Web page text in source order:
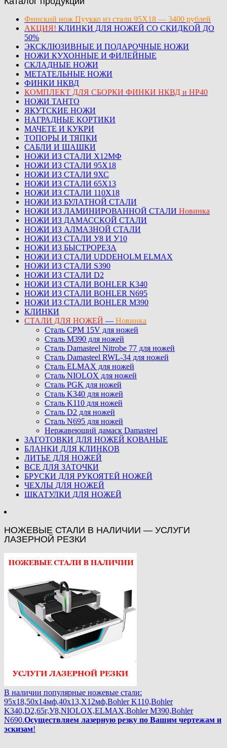
Финский нож Пуукко из стали 95Х18 — 3400 рублей
АКЦИЯ! КЛИНКИ ДЛЯ НОЖЕЙ СО СКИДКОЙ ДО
50%
ЭКСКЛЮЗИВНЫЕ И ПОДАРОЧНЫЕ НОЖИ
НОЖИ КУХОННЫЕ И ФИЛЕЙНЫЕ
СКЛАДНЫЕ НОЖИ
МЕТАТЕЛЬНЫЕ НОЖИ
ФИНКИ НКВД
КОМПЛЕКТ ДЛЯ СБОРКИ ФИНКИ НКВД и НР40
НОЖИ ТАНТО
ЯКУТСКИЕ НОЖИ
НАГРАДНЫЕ КОРТИКИ
МАЧЕТЕ И КУКРИ
ТОПОРЫ И ТЯПКИ
САБЛИ И ШАШКИ
НОЖИ ИЗ СТАЛИ Х12МФ
НОЖИ ИЗ СТАЛИ 95Х18
НОЖИ ИЗ СТАЛИ 9ХС
НОЖИ ИЗ СТАЛИ 65Х13
НОЖИ ИЗ СТАЛИ 110Х18
НОЖИ ИЗ БУЛАТНОЙ СТАЛИ
НОЖИ ИЗ ЛАМИНИРОВАННОЙ СТАЛИ Новинка
НОЖИ ИЗ ДАМАССКОЙ СТАЛИ
НОЖИ ИЗ АЛМАЗНОЙ СТАЛИ
НОЖИ ИЗ СТАЛИ У8 И У10
НОЖИ ИЗ БЫСТРОРЕЗА
НОЖИ ИЗ СТАЛИ UDDEHOLM ELMAX
НОЖИ ИЗ СТАЛИ S390
НОЖИ ИЗ СТАЛИ D2
НОЖИ ИЗ СТАЛИ BOHLER K340
НОЖИ ИЗ СТАЛИ BOHLER N695
НОЖИ ИЗ СТАЛИ BOHLER M390
КЛИНКИ
СТАЛИ ДЛЯ НОЖЕЙ — Новинка
Сталь CPM 15V для ножей
Сталь M390 для ножей
Сталь Damasteel Nitrobe 77 для ножей
Сталь Damasteel RWL-34 для ножей
Сталь ELMAX для ножей
Сталь NIOLOX для ножей
Сталь PGK для ножей
Сталь K340 для ножей
Сталь K110 для ножей
Сталь D2 для ножей
Сталь N695 для ножей
Нержавеющий дамаск Damasteel
ЗАГОТОВКИ ДЛЯ НОЖЕЙ КОВАНЫЕ
БЛАНКИ ДЛЯ КЛИНКОВ
ЛИТЬЕ ДЛЯ НОЖЕЙ
ВСЕ ДЛЯ ЗАТОЧКИ
БРУСКИ ДЛЯ РУКОЯТЕЙ НОЖЕЙ
ЧЕХЛЫ ДЛЯ НОЖЕЙ
ШКАТУЛКИ ДЛЯ НОЖЕЙ
НОЖЕВЫЕ СТАЛИ В НАЛИЧИИ — УСЛУГИ
ЛАЗЕРНОЙ РЕЗКИ
В наличии популярные ножевые стали:
95х18,50х14мф,40х13,Х12мф,Bohler K110,Bohler
K340,D2,65г,У8,NIOLOX,ELMAX,Bohler М390,Bohler
N690.Осуществляем лазерную резку по Вашим чертежам и
эскизам!